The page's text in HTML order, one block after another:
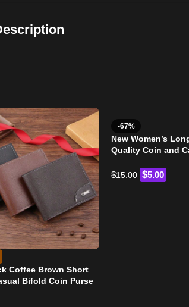
Coffee Brown Short
Bifold Coin Purse
-67%
New Women’s
Quality Coin and
$15.00 $5.00